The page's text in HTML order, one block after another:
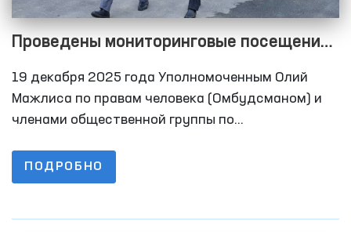
Проведены мониторинговые посещения
в закрытые учреждения Самаркандской
области
19 декабря 2025 года Уполномоченным Олий
Мажлиса по правам человека (Омбудсманом) и
членами общественной группы по
рамках Национального превентивного механизма
осуществлены мониторинговые визиты в ряд
ПОДРОБНО